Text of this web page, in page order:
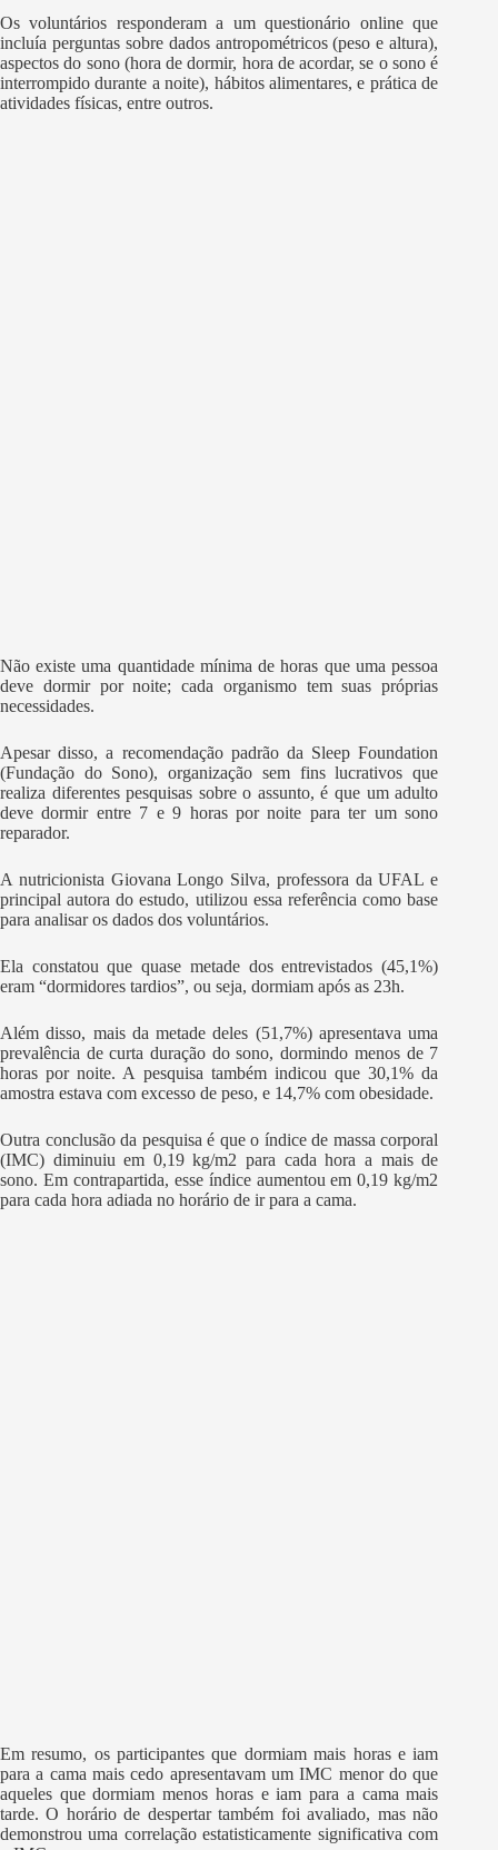
Os voluntários responderam a um questionário online que
incluía perguntas sobre dados antropométricos (peso e altura),
aspectos do sono (hora de dormir, hora de acordar, se o sono é
interrompido durante a noite), hábitos alimentares, e prática de
atividades físicas, entre outros.
Não existe uma quantidade mínima de horas que uma pessoa
deve dormir por noite; cada organismo tem suas próprias
necessidades.
Apesar disso, a recomendação padrão da Sleep Foundation
(Fundação do Sono), organização sem fins lucrativos que
realiza diferentes pesquisas sobre o assunto, é que um adulto
deve dormir entre 7 e 9 horas por noite para ter um sono
reparador.
A nutricionista Giovana Longo Silva, professora da UFAL e
principal autora do estudo, utilizou essa referência como base
para analisar os dados dos voluntários.
Ela constatou que quase metade dos entrevistados (45,1%)
eram “dormidores tardios”, ou seja, dormiam após as 23h.
Além disso, mais da metade deles (51,7%) apresentava uma
prevalência de curta duração do sono, dormindo menos de 7
horas por noite. A pesquisa também indicou que 30,1% da
amostra estava com excesso de peso, e 14,7% com obesidade.
Outra conclusão da pesquisa é que o índice de massa corporal
(IMC) diminuiu em 0,19 kg/m2 para cada hora a mais de
sono. Em contrapartida, esse índice aumentou em 0,19 kg/m2
para cada hora adiada no horário de ir para a cama.
Em resumo, os participantes que dormiam mais horas e iam
para a cama mais cedo apresentavam um IMC menor do que
aqueles que dormiam menos horas e iam para a cama mais
tarde. O horário de despertar também foi avaliado, mas não
demonstrou uma correlação estatisticamente significativa com